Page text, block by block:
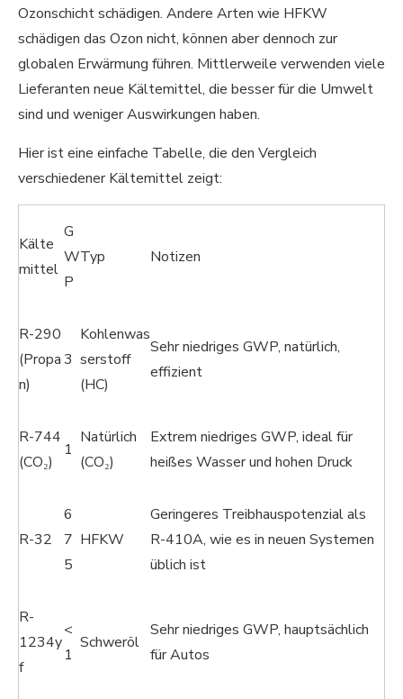
Ozonschicht schädigen. Andere Arten wie HFKW
schädigen das Ozon nicht, können aber dennoch zur
globalen Erwärmung führen. Mittlerweile verwenden viele
Lieferanten neue Kältemittel, die besser für die Umwelt
sind und weniger Auswirkungen haben.
Hier ist eine einfache Tabelle, die den Vergleich
verschiedener Kältemittel zeigt:
Kälte
mittel
G
W
P
Typ Notizen
R-290
(Propa
n)
3
Kohlenwas
serstoff
(HC)
Sehr niedriges GWP, natürlich,
effizient
R-744
(CO₂)
1
Natürlich
(CO₂)
Extrem niedriges GWP, ideal für
heißes Wasser und hohen Druck
R-32
6
7
5
HFKW
Geringeres Treibhauspotenzial als
R-410A, wie es in neuen Systemen
üblich ist
R-
1234y
f
<
1
Schweröl
Sehr niedriges GWP, hauptsächlich
für Autos